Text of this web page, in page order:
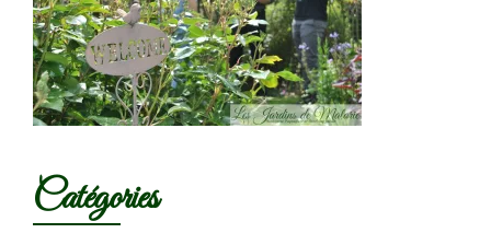
Catégories